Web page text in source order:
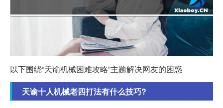
以下围绕“天谕机械困难攻略”主题解决网友的困惑
天谕十人机械老四打法有什么技巧?